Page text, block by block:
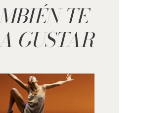
TE
GUSTAR